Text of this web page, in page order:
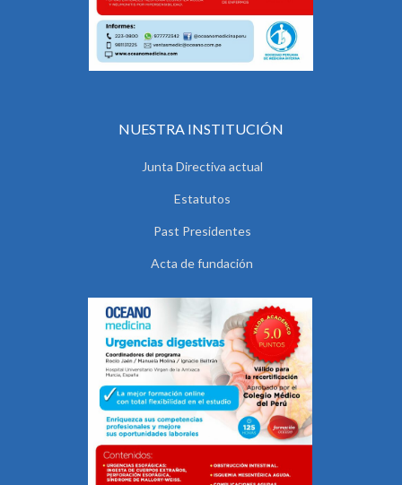
NUESTRA INSTITUCIÓN
Junta Directiva actual
Estatutos
Past Presidentes
Acta de fundación